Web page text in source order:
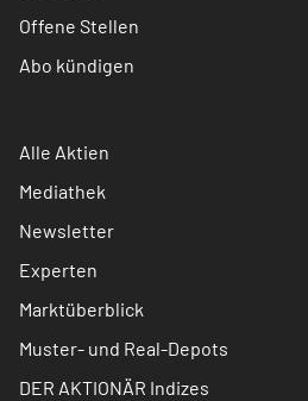
Offene Stellen
Abo kündigen
Alle Aktien
Mediathek
Newsletter
Experten
Marktüberblick
Muster- und Real-Depots
DER AKTIONÄR Indizes